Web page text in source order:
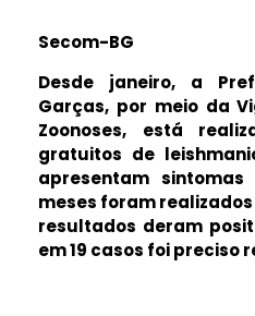
Secom-BG
Desde janeiro, a
Garças, por meio da
Zoonoses, está
gratuitos de
apresentam
meses foram
resultados deram
em 19 casos foi preciso